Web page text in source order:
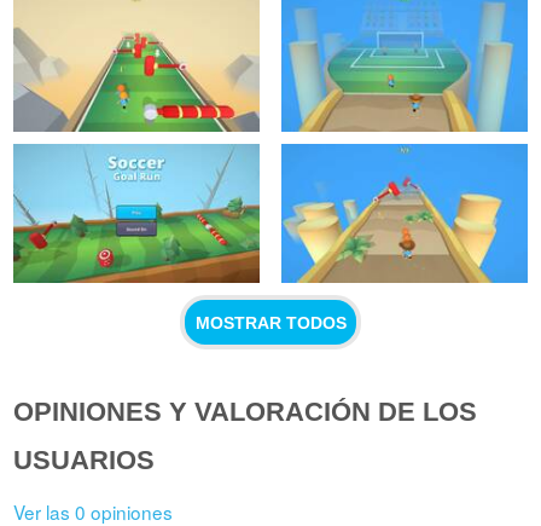
MOSTRAR TODOS
OPINIONES Y VALORACIÓN DE LOS
USUARIOS
Ver las 0 opiniones